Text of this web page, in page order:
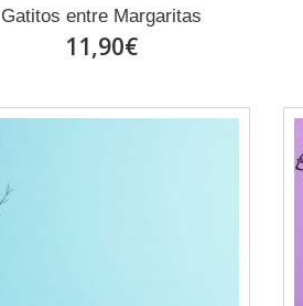
Gatitos entre Margaritas
11,90€